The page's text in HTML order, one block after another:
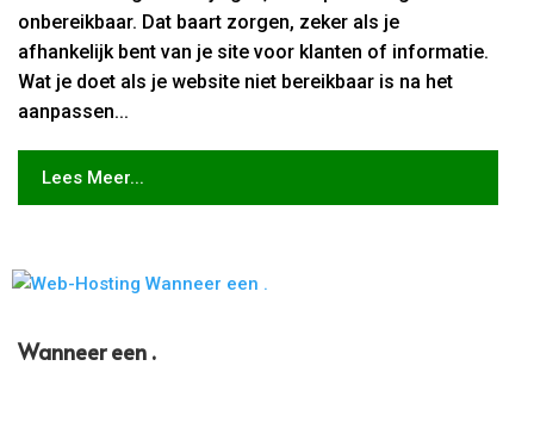
onbereikbaar. Dat baart zorgen, zeker als je
afhankelijk bent van je site voor klanten of informatie.
Wat je doet als je website niet bereikbaar is na het
aanpassen...
Lees Meer...
Wanneer een .